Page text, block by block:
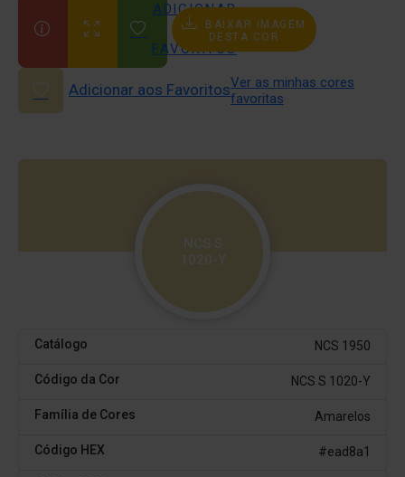
ADICIONAR
AOS
FAVORITOS
BAIXAR IMAGEM
DESTA COR
Adicionar aos FavoritosVer as minhas cores
favoritas
NCS S
1020-Y
Catálogo NCS 1950
Código da Cor NCS S 1020-Y
Família de Cores Amarelos
Código HEX #ead8a1